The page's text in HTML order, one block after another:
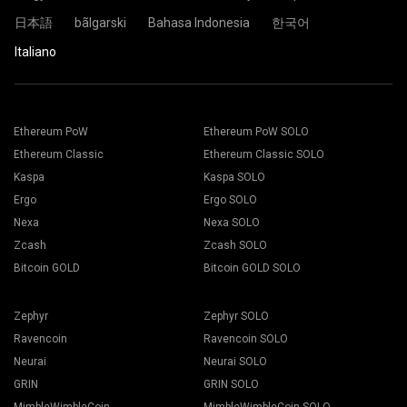
Vai alla scheda “Workers”
Seleziona i tuoi rigs e premi il pulsante “Mining".
Scegli il tuo portafoglio, moneta e miner dall'elenco a
pool di 2Miners.
Incolla l'indirizzo del tuo portafoglio nel campo Indirizzo e
Scegliere il gruppo di mining 2Miners. Quando viene
più vicina. Il luogo predefinito per l'Europa è l'UE.
日本語
bãlgarski Bahasa Indonesia
한국어
Italiano
Ethereum PoW
Ethereum Classic
Kaspa
Ergo
Nexa
Zcash
Bitcoin GOLD
Ethereum PoW SOLO
Ethereum Classic SOLO
Kaspa SOLO
Ergo SOLO
Nexa SOLO
Zcash SOLO
Bitcoin GOLD SOLO
Zephyr
Ravencoin
Neurai
GRIN
Zephyr SOLO
Ravencoin SOLO
Neurai SOLO
GRIN SOLO